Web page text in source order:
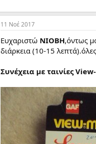
11 Νοέ 2017
Ευχαριστώ ΝΙΟΒΗ,όντως
διάρκεια (10-15
Συνέχεια με ταινίες